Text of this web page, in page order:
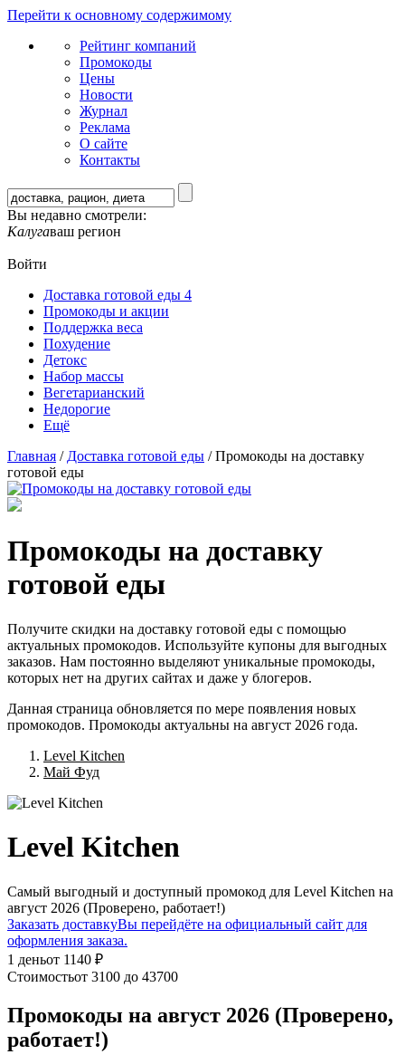
Перейти к основному содержимому
Рейтинг компаний
Промокоды
Цены
Новости
Журнал
Реклама
О сайте
Контакты
Вы недавно смотрели:
Калугаваш регион
Войти
Доставка готовой еды 4
Промокоды и акции
Поддержка веса
Похудение
Детокс
Набор массы
Вегетарианский
Недорогие
Ещё
Главная / Доставка готовой еды / Промокоды на доставку
готовой еды
Промокоды на доставку
готовой еды
Получите скидки на доставку готовой еды с помощью
актуальных промокодов. Используйте купоны для выгодных
заказов. Нам постоянно выделяют уникальные промокоды,
которых нет на других сайтах и даже у блогеров.
Данная страница обновляется по мере появления новых
промокодов. Промокоды актуальны на август 2026 года.
Level Kitchen
Май Фуд
Level Kitchen
Самый выгодный и доступный промокод для Level Kitchen на
август 2026 (Проверено, работает!)
Заказать доставкуВы перейдёте на официальный сайт для
оформления заказа.
1 деньот 1140 ₽
Стоимостьот 3100 до 43700
Промокоды на август 2026 (Проверено,
работает!)